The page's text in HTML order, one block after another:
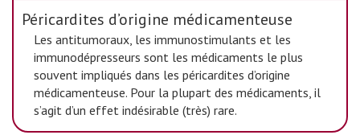
Péricardites d’origine médicamenteuse
Les antitumoraux, les immunostimulants et les
immunodépresseurs sont les médicaments le plus
souvent impliqués dans les péricardites d’origine
médicamenteuse. Pour la plupart des médicaments, il
s’agit d’un effet indésirable (très) rare.